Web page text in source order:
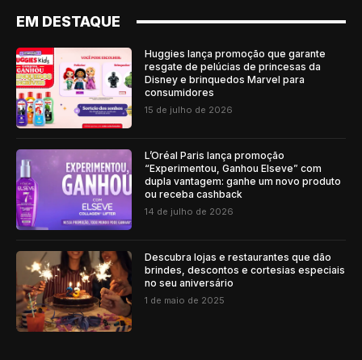
EM DESTAQUE
Huggies lança promoção que garante
resgate de pelúcias de princesas da
Disney e brinquedos Marvel para
consumidores
15 de julho de 2026
L’Oréal Paris lança promoção
“Experimentou, Ganhou Elseve” com
dupla vantagem: ganhe um novo produto
ou receba cashback
14 de julho de 2026
Descubra lojas e restaurantes que dão
brindes, descontos e cortesias especiais
no seu aniversário
1 de maio de 2025